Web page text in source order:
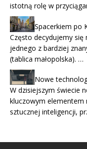
istotną rolę w
Spacerkiem po
Często decydujemy
jednego z bardziej
(tablica małopolska). …
Nowe
W dzisiejszym świecie
kluczowym elementem
sztucznej inteligencji,